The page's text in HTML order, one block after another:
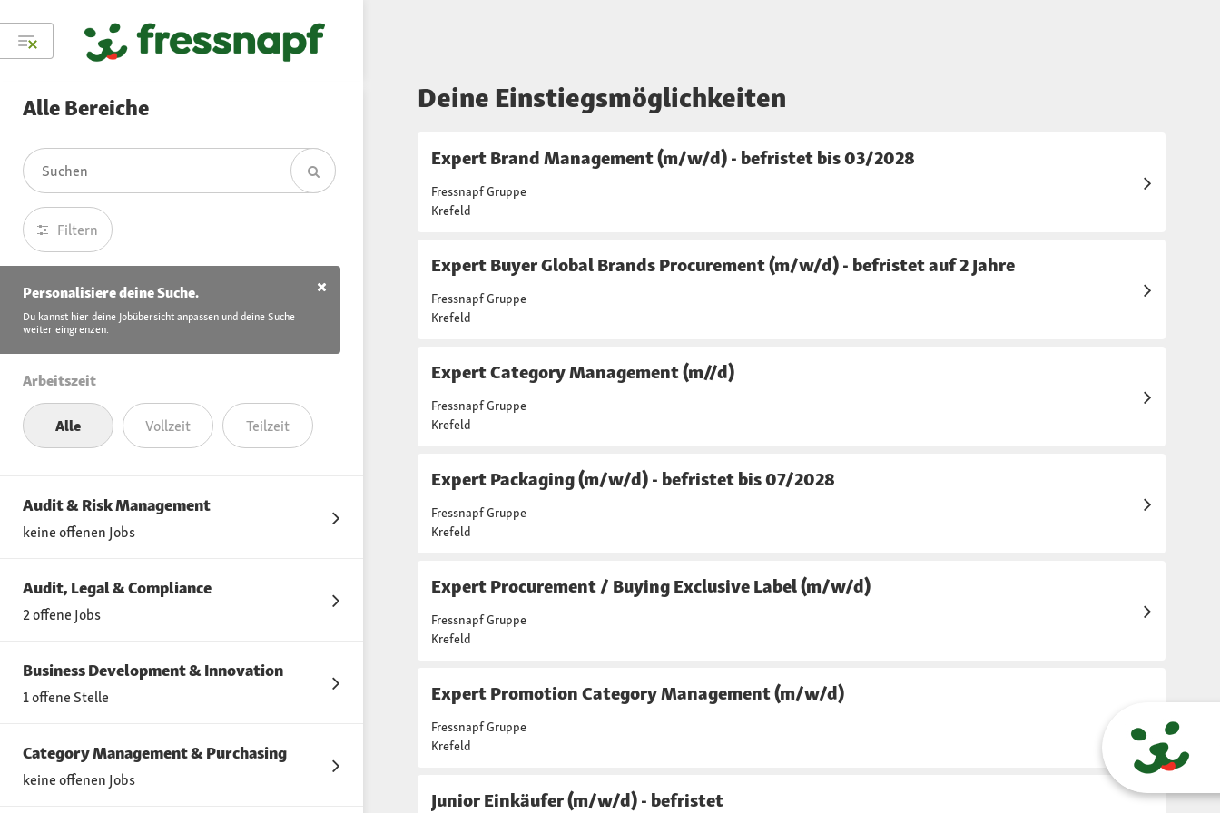
Alle Bereiche
Filtern
Personalisiere deine Suche.
Du kannst hier deine Jobübersicht anpassen und deine Suche
weiter eingrenzen.
Arbeitszeit
Alle Vollzeit Teilzeit
Audit & Risk Management
keine offenen Jobs
Audit, Legal & Compliance
2 offene Jobs
Business Development & Innovation
1 offene Stelle
Category Management & Purchasing
keine offenen Jobs
Deine Einstiegsmöglichkeiten
Expert Brand Management (m/w/d) - befristet bis 03/2028
Fressnapf Gruppe
Krefeld
Expert Buyer Global Brands Procurement (m/w/d) - befristet auf 2 Jahre
Fressnapf Gruppe
Krefeld
Expert Category Management (m//d)
Fressnapf Gruppe
Krefeld
Expert Packaging (m/w/d) - befristet bis 07/2028
Fressnapf Gruppe
Krefeld
Expert Procurement / Buying Exclusive Label (m/w/d)
Fressnapf Gruppe
Krefeld
Expert Promotion Category Management (m/w/d)
Fressnapf Gruppe
Krefeld
Junior Einkäufer (m/w/d) - befristet